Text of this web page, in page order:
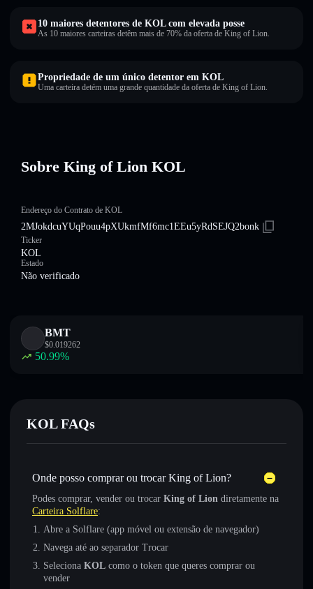
10 maiores detentores de KOL com elevada posse
As 10 maiores carteiras detêm mais de 70% da oferta de King of Lion.
Propriedade de um único detentor em KOL
Uma carteira detém uma grande quantidade da oferta de King of Lion.
Sobre King of Lion KOL
Endereço do Contrato de KOL
2MJokdcuYUqPouu4pXUkmfMf6mc1EEu5yRdSEJQ2bonk
Ticker
KOL
Estado
Não verificado
BMT
$0.019262
50.99%
KOL FAQs
Onde posso comprar ou trocar King of Lion?
Podes comprar, vender ou trocar King of Lion diretamente na
Carteira Solflare:
Abre a Solflare (app móvel ou extensão de navegador)
Navega até ao separador Trocar
Seleciona KOL como o token que queres comprar ou
vender